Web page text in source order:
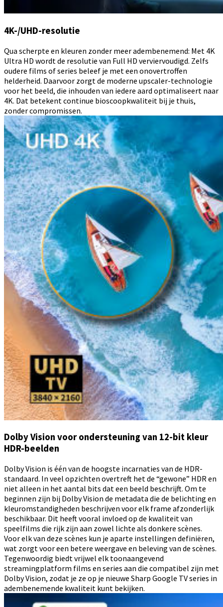
4K-/UHD-resolutie
Qua scherpte en kleuren zonder meer adembenemend: Met 4K
Ultra HD wordt de resolutie van Full HD verviervoudigd. Zelfs
oudere films of series beleef je met een onovertroffen
helderheid. Daarvoor zorgt de moderne upscaler-technologie
voor het beeld, die inhouden van iedere aard optimaliseert naar
4K. Dat betekent continue bioscoopkwaliteit bij je thuis,
zonder compromissen.
Dolby Vision voor ondersteuning van 12-bit kleur
HDR-beelden
Dolby Vision is één van de hoogste incarnaties van de HDR-
standaard. In veel opzichten overtreft het de “gewone” HDR en
niet alleen in het aantal bits dat een beeld beschrijft. Om te
beginnen zijn bij Dolby Vision de metadata die de belichting en
kleuromstandigheden beschrijven voor elk frame afzonderlijk
beschikbaar. Dit heeft vooral invloed op de kwaliteit van
speelfilms die rijk zijn aan zowel lichte als donkere scènes.
Voor elk van deze scènes kun je aparte instellingen definiëren,
wat zorgt voor een betere weergave en beleving van de scènes.
Tegenwoordig biedt vrijwel elk toonaangevend
streamingplatform films en series aan die compatibel zijn met
Dolby Vision, zodat je ze op je nieuwe Sharp Google TV series in
adembenemende kwaliteit kunt bekijken.